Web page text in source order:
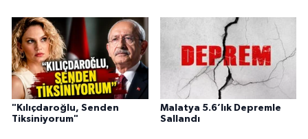
"Kılıçdaroğlu, Senden
Tiksiniyorum"
Malatya 5.6’lık Depremle
Sallandı